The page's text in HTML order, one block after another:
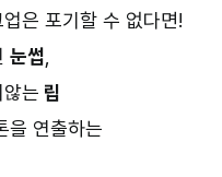
은 포기할 수 없다면!
눈썹
는 립
을 연출하는